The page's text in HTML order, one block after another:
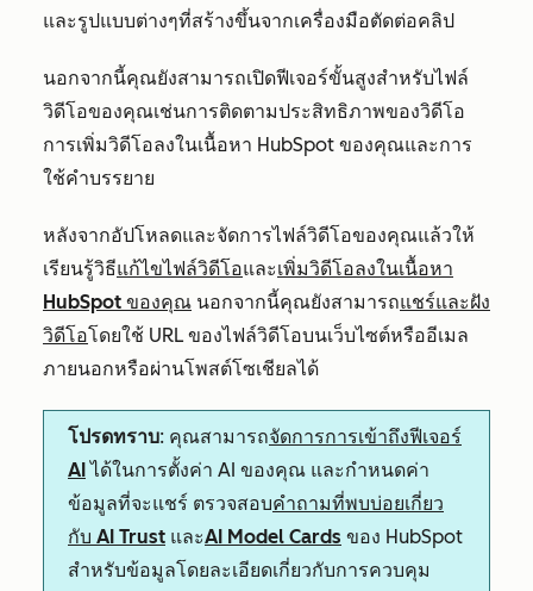
และรูปแบบต่างๆที่สร้างขึ้นจากเครื่องมือตัดต่อคลิป
นอกจากนี้คุณยังสามารถเปิดฟีเจอร์ขั้นสูงสำหรับไฟล์
วิดีโอของคุณเช่นการติดตามประสิทธิภาพของวิดีโอ
การเพิ่มวิดีโอลงในเนื้อหา HubSpot ของคุณและการ
ใช้คำบรรยาย
หลังจากอัปโหลดและจัดการไฟล์วิดีโอของคุณแล้วให้
เรียนรู้วิธีแก้ไขไฟล์วิดีโอและเพิ่มวิดีโอลงในเนื้อหา
HubSpot ของคุณ นอกจากนี้คุณยังสามารถแชร์และฝัง
วิดีโอโดยใช้ URL ของไฟล์วิดีโอบนเว็บไซต์หรืออีเมล
ภายนอกหรือผ่านโพสต์โซเชียลได้
โปรดทราบ: คุณสามารถจัดการการเข้าถึงฟีเจอร์
AIได้ในการตั้งค่า AI ของคุณ และกำหนดค่า
ข้อมูลที่จะแชร์ ตรวจสอบคำถามที่พบบ่อยเกี่ยว
กับ AI Trust และAI Model Cards ของ HubSpot
สำหรับข้อมูลโดยละเอียดเกี่ยวกับการควบคุม